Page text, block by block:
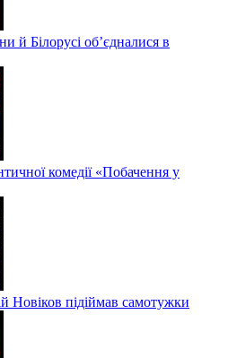
й Білорусі об’єдналися в
комедії «Побачення у
Новіков підіймав самотужки